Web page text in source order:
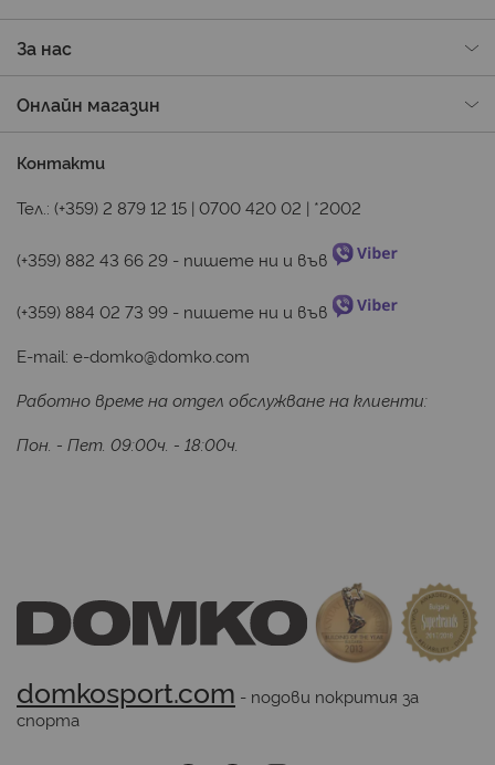
За нас
Онлайн магазин
Контакти
Тел.: (+359) 2 879 12 15 | 0700 420 02 | *2002
(+359) 882 43 66 29 - пишете ни и във
(+359) 884 02 73 99 - пишете ни и във
E-mail: e-domko@domko.com
Работно време на отдел обслужване на клиенти:
Пон. - Пет. 09:00ч. - 18:00ч.
domkosport.com - подови покрития за
спорта